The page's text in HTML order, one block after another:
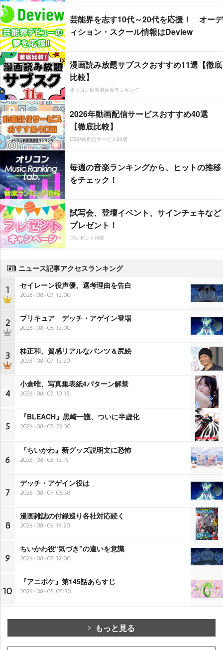
芸能界を志す10代～20代を応援！ オーデ
ィション・スクール情報はDeview
漫画読み放題サブスクおすすめ11選【徹底
比較】
オリコン顧客満足度ランキング
2026年動画配信サービスおすすめ40選
【徹底比較】
CS動画配信サービス20選
毎週の音楽ランキングから、ヒットの推移
をチェック！
試写会、登壇イベント、サインチェキなど
プレゼント！
プレゼント特集
ニュース記事アクセスランキング
1 セイレーン役声優、選考理由を告白
2026-08-07 12:00
2 プリキュア デッチ・アゲイン登場
2026-08-08 12:00
3 桂正和、質感リアルなパンツ＆尻絵
2026-08-07 12:20
4
小倉唯、写真集表紙4パターン解禁
2026-08-07 10:18
5
『BLEACH』黒崎一護、ついに半虚化
2026-08-08 23:30
6
『ちいかわ』新グッズ説明文に恐怖
2026-08-06 12:15
7
デッチ・アゲイン役は
2026-08-09 08:58
8
漫画雑誌の付録巡り各社対応続く
2026-08-06 19:20
9
ちいかわ役“気づき”の違いを意識
2026-08-07 12:00
10
『アニポケ』第145話あらすじ
2026-08-08 08:30
もっと見る